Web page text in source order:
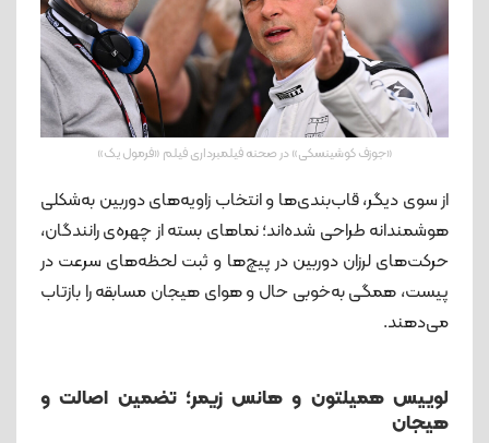
«جوزف کوشینسکی» در صحنه فیلمبرداری فیلم «فرمول یک»
از سوی دیگر، قاب‌بندی‌ها و انتخاب زاویه‌های دوربین به‌شکلی
هوشمندانه طراحی شده‌اند؛ نماهای بسته از چهره‌ی رانندگان،
حرکت‌های لرزان دوربین در پیچ‌ها و ثبت لحظه‌های سرعت در
پیست، همگی به‌خوبی حال‌ و هوای هیجان مسابقه را بازتاب
می‌دهند.
لوییس همیلتون و هانس زیمر؛ تضمین اصالت و
هیجان